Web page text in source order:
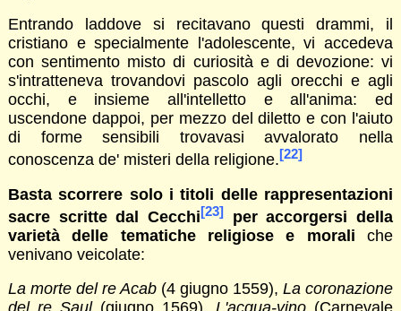
Entrando laddove si recitavano questi drammi, il
cristiano e specialmente l'adolescente, vi accedeva
con sentimento misto di curiosità e di devozione: vi
s'intratteneva trovandovi pascolo agli orecchi e agli
occhi, e insieme all'intelletto e all'anima: ed
uscendone dappoi, per mezzo del diletto e con l'aiuto
di forme sensibili trovavasi avvalorato nella
conoscenza de' misteri della religione.[22]
Basta scorrere solo i titoli delle rappresentazioni
sacre scritte dal Cecchi[23]
per accorgersi della
varietà delle tematiche religiose e morali che
venivano veicolate:
La morte del re Acab (4 giugno 1559),La coronazione